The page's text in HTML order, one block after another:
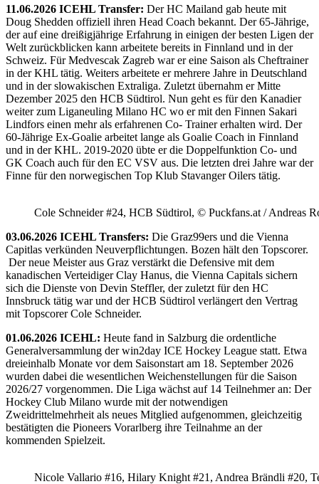
11.06.2026 ICEHL Transfer: Der HC Mailand gab heute mit
Doug Shedden offiziell ihren Head Coach bekannt. Der 65-Jährige,
der auf eine dreißigjährige Erfahrung in einigen der besten Ligen der
Welt zurückblicken kann arbeitete bereits in Finnland und in der
Schweiz. Für Medvescak Zagreb war er eine Saison als Cheftrainer
in der KHL tätig. Weiters arbeitete er mehrere Jahre in Deutschland
und in der slowakischen Extraliga. Zuletzt übernahm er Mitte
Dezember 2025 den HCB Südtirol. Nun geht es für den Kanadier
weiter zum Liganeuling Milano HC wo er mit den Finnen Sakari
Lindfors einen mehr als erfahrenen Co- Trainer erhalten wird. Der
60-Jährige Ex-Goalie arbeitet lange als Goalie Coach in Finnland
und in der KHL. 2019-2020 übte er die Doppelfunktion Co- und
GK Coach auch für den EC VSV aus. Die letzten drei Jahre war der
Finne für den norwegischen Top Klub Stavanger Oilers tätig.
Cole Schneider #24, HCB Südtirol, © Puckfans.at / Andreas
03.06.2026 ICEHL Transfers: Die Graz99ers und die Vienna
Capitlas verkünden Neuverpflichtungen. Bozen hält den Topscorer.
Der neue Meister aus Graz verstärkt die Defensive mit dem
kanadischen Verteidiger Clay Hanus, die Vienna Capitals sichern
sich die Dienste von Devin Steffler, der zuletzt für den HC
Innsbruck tätig war und der HCB Südtirol verlängert den Vertrag
mit Topscorer Cole Schneider.
01.06.2026 ICEHL: Heute fand in Salzburg die ordentliche
Generalversammlung der win2day ICE Hockey League statt. Etwa
dreieinhalb Monate vor dem Saisonstart am 18. September 2026
wurden dabei die wesentlichen Weichenstellungen für die Saison
2026/27 vorgenommen. Die Liga wächst auf 14 Teilnehmer an: Der
Hockey Club Milano wurde mit der notwendigen
Zweidrittelmehrheit als neues Mitglied aufgenommen, gleichzeitig
bestätigten die Pioneers Vorarlberg ihre Teilnahme an der
kommenden Spielzeit.
Nicole Vallario #16, Hilary Knight #21, Andrea Brändli #20,